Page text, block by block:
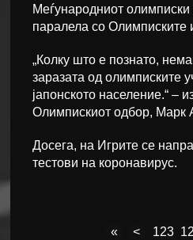
Меѓународниот олимписки
паралела со Олимписките
„Колку што е познато,
заразата од олимписките
јапонското население.“ –
Олимпискиот одбор, Марк
Досега, на Игрите се
тестови на коронавирус.
« < 123